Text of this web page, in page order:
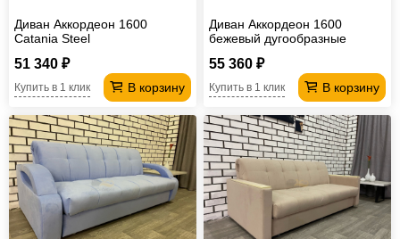
Диван Аккордеон 1600
Сatania Steel
51 340 ₽
В корзину
Купить в 1 клик
Диван Аккордеон 1600
бежевый дугообразные
55 360 ₽
В корзину
Купить в 1 клик